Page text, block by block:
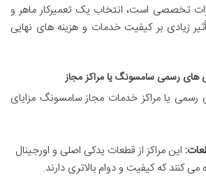
تخصصی است، انتخاب یک تعمیرکار ماهر و
زیادی بر کیفیت خدمات و هزینه های نهایی
های رسمی سامسونگ یا مراکز مجاز
رسمی یا مراکز خدمات مجاز سامسونگ مزایای
این مراکز از قطعات یدکی اصلی و اورجینال
کنند که کیفیت و دوام بالاتری دارند.